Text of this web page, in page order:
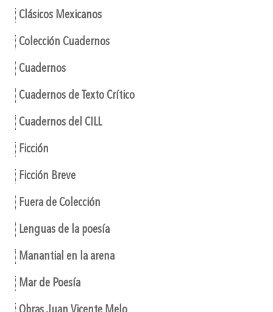
Clásicos Mexicanos
Colección Cuadernos
Cuadernos
Cuadernos de Texto Crítico
Cuadernos del CILL
Ficción
Ficción Breve
Fuera de Colección
Lenguas de la poesía
Manantial en la arena
Mar de Poesía